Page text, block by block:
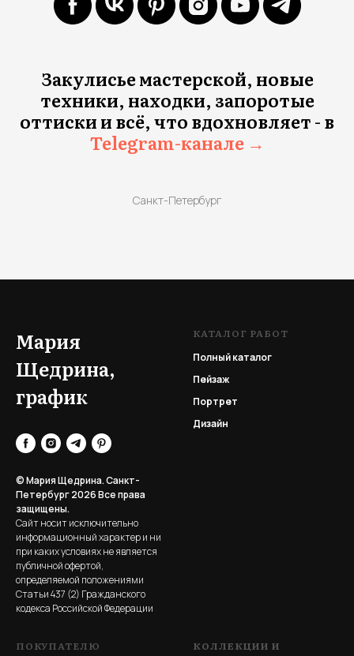
Закулисье мастерской, новые
техники, находки, запоротые
оттиски и всё, что вдохновляет - в
Telegram-канале →
Санкт-Петербург
Мария
Щедрина,
график
© Мария Щедрина. Санкт-
Петербург 2026Все права
защищены.
Сайт носит исключительно
информационный характер и ни
при каких условиях не является
публичной офертой,
определяемой положениями
Статьи 437 (2) Гражданского
кодекса Российской Федерации
КАТАЛОГ РАБОТ
Полный каталог
Пейзаж
Портрет
Дизайн
ПОКУПАТЕЛЮ
КОЛЛЕКЦИИ И